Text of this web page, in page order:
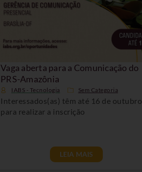
Vaga aberta para a Comunicação do
PRS-Amazônia
IABS - Tecnologia Sem Categoria
Interessados(as) têm até 16 de outubro
para realizar a inscrição
LEIA MAIS